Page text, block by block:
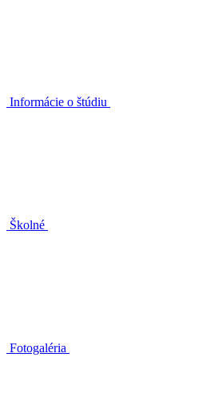
Informácie o štúdiu
Školné
Fotogaléria